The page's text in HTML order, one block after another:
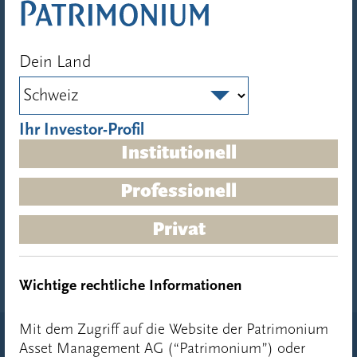
Dein Land
Ihr Investor-Profil
Institutionell
Professionell
Privat
Wichtige rechtliche Informationen
Mit dem Zugriff auf die Website der Patrimonium
Asset Management AG (“Patrimonium”) oder
Infrastrukturportfolios können als Closed-End-Fonds
oder als Evergreen-Lösungen strukturiert und
anhand einer Vielzahl strategischer Optionen bzw.
„Building Blocks“ aufgebaut werden – wie z. B.
Risiko-/Renditeprofil, regionaler Fokus,
Investitionsarten, Diversifikation und
Nachhaltigkeitsniveau.